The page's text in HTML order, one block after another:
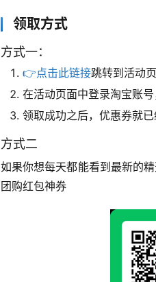
领取方式
方式一：
👉点击此链接跳转到活动
在活动页面中登录淘宝账
领取成功之后，优惠券就
方式二
如果你想每天都能看到最新的
团购红包神券